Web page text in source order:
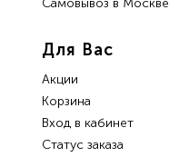
Самовывоз в Москве
Для Вас
Акции
Корзина
Вход в кабинет
Статус заказа